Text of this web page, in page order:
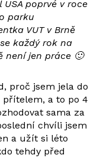
poprvé v roce
parku
VUT v Brně
každý rok na
není jen práce 🙂
proč jsem jela do
přítelem, a to po 4
sama za
chvíli jsem
a užít si léto
tehdy před